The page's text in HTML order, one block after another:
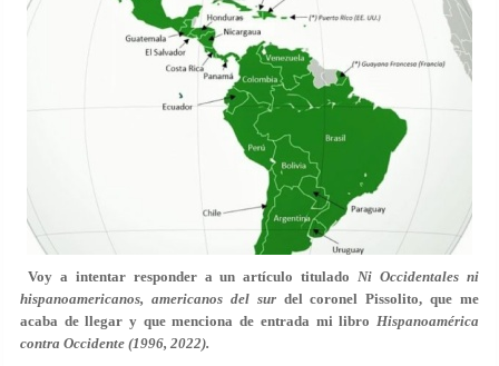
Voy a intentar responder a un artículo tituladoNi Occidentales ni
hispanoamericanos, americanos del sur del coronel Pissolito, que me
acaba de llegar y que menciona de entrada mi libro Hispanoamérica
contra Occidente (1996, 2022).